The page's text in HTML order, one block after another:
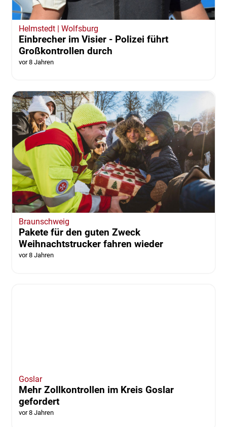
Helmstedt | Wolfsburg
Einbrecher im Visier - Polizei führt
Großkontrollen durch
vor 8 Jahren
Braunschweig
Pakete für den guten Zweck
Weihnachtstrucker fahren wieder
vor 8 Jahren
Goslar